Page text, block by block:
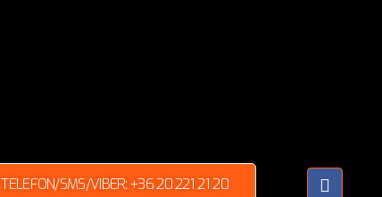
TELEFON/SMS/VIBER: +36 20 221 21 20